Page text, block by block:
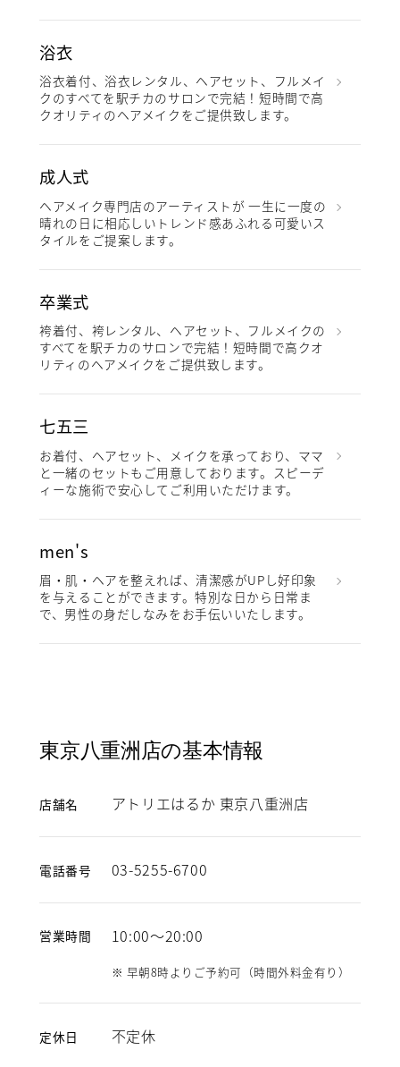
浴衣
浴衣着付、浴衣レンタル、ヘアセット、フルメイ
クのすべてを駅チカのサロンで完結！短時間で高
クオリティのヘアメイクをご提供致します。
成人式
ヘアメイク専門店のアーティストが 一生に一度の
晴れの日に相応しいトレンド感あふれる可愛いス
タイルをご提案します。
卒業式
袴着付、袴レンタル、ヘアセット、フルメイクの
すべてを駅チカのサロンで完結！短時間で高クオ
リティのヘアメイクをご提供致します。
七五三
お着付、ヘアセット、メイクを承っており、ママ
と一緒のセットもご用意しております。スピーデ
ィーな施術で安心してご利用いただけます。
men's
眉・肌・ヘアを整えれば、清潔感がUPし好印象
を与えることができます。特別な日から日常ま
で、男性の身だしなみをお手伝いいたします。
東京八重洲店の基本情報
店舗名 アトリエはるか 東京八重洲店
電話番号 03-5255-6700
営業時間 10:00～20:00
※ 早朝8時よりご予約可（時間外料金有り）
定休日 不定休